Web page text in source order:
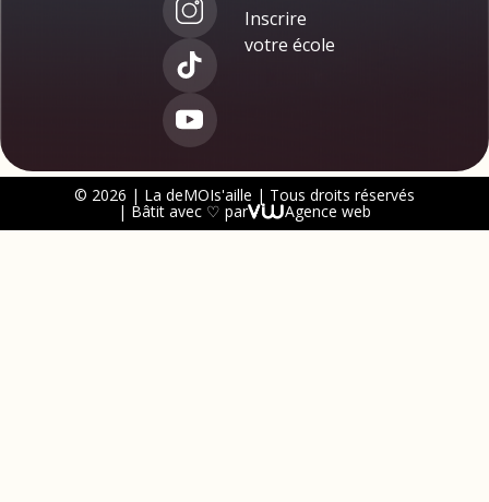
Inscrire
votre école
© 2026 | La deMOIs'aille | Tous droits réservés
| Bâtit avec ♡ par Agence web